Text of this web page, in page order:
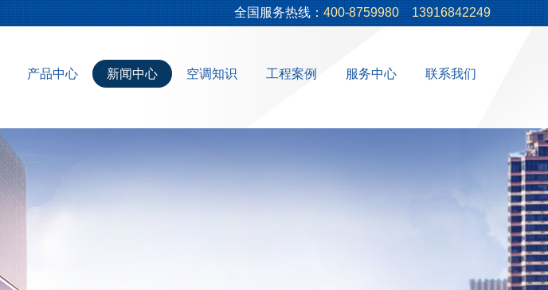
全国服务热线：400-8759980 13916842249
产品中心 新闻中心 空调知识 工程案例 服务中心 联系我们